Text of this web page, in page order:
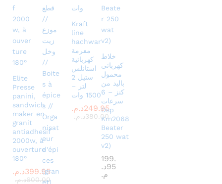
Elite
Presse
panini,
sandwich
maker en
granit
antiadhesif
2000w, à
ouverture
180°
399.95د.م.
600.00د.م.
Kraft
line
hachwar
مفرمة
كهربائية
استانلس
ستيل 2
لتر –
1500 وات
249.95د.م.
380.00د.م.
خلاط
كهربائي
محمول
باليد من
كنز – 6
سرعات
Dsp
Km2068
Beater
250 wat
v2)
199.
95د.
م.